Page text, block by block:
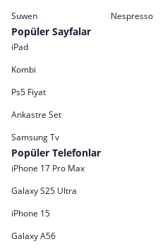
Suwen
Nespresso
Popüler Sayfalar
iPad
Kombi
Ps5 Fiyat
Ankastre Set
Samsung Tv
Popüler Telefonlar
iPhone 17 Pro Max
Galaxy S25 Ultra
iPhone 15
Galaxy A56